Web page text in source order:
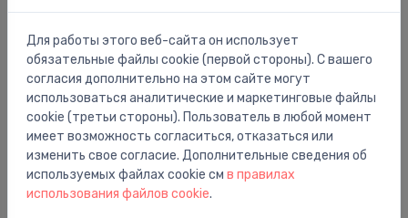
174.00 €
Для работы этого веб-сайта он использует
обязательные файлы cookie (первой стороны). С вашего
согласия дополнительно на этом сайте могут
использоваться аналитические и маркетинговые файлы
cookie (третьи стороны). Пользователь в любой момент
имеет возможность согласиться, отказаться или
изменить свое согласие. Дополнительные сведения об
используемых файлах cookie см в правилах
использования файлов cookie.